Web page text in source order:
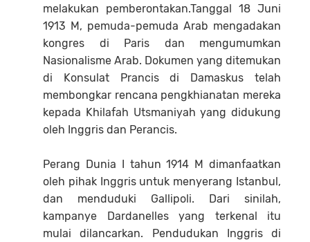
melakukan pemberontakan.Tanggal 18 Juni
1913 M, pemuda-pemuda Arab mengadakan
kongres di Paris dan mengumumkan
Nasionalisme Arab. Dokumen yang ditemukan
di Konsulat Prancis di Damaskus telah
membongkar rencana pengkhianatan mereka
kepada Khilafah Utsmaniyah yang didukung
oleh Inggris dan Perancis.
Perang Dunia I tahun 1914 M dimanfaatkan
oleh pihak Inggris untuk menyerang Istanbul,
dan menduduki Gallipoli. Dari sinilah,
kampanye Dardanelles yang terkenal itu
mulai dilancarkan. Pendudukan Inggris di